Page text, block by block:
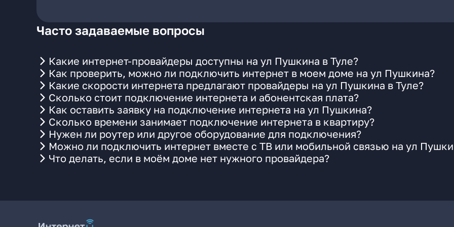
Часто задаваемые вопросы
Какие интернет-провайдеры доступны на ул Пушкина в Туле?
Как проверить, можно ли подключить интернет в моем доме на ул Пушкина?
Какие скорости интернета предлагают провайдеры на ул Пушкина в Туле?
Сколько стоит подключение интернета и абонентская плата?
Как оставить заявку на подключение интернета на ул Пушкина?
Сколько времени занимает подключение интернета в квартиру?
Нужен ли роутер или другое оборудование для подключения?
Можно ли подключить интернет вместе с ТВ или мобильной связью на ул
Что делать, если в моём доме нет нужного провайдера?